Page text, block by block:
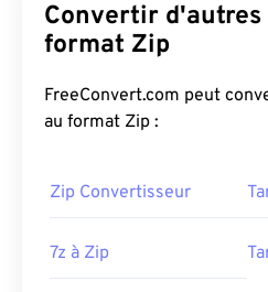
Convertir
format Zip
FreeConvert.com peut
au format Zip :
Zip Convertisseur
7z à Zip